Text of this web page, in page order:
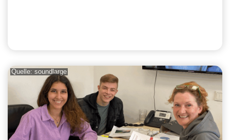
Quelle: soundlarge